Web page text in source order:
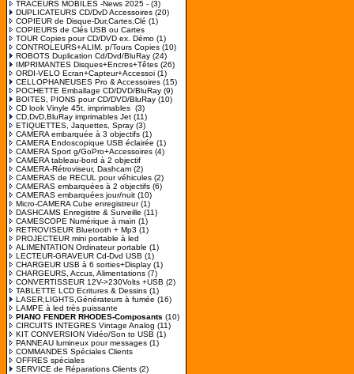
TRACEURS MOBILES -News 2025 - (3)
DUPLICATEURS CD/DvD Accessoires (20)
COPIEUR de Disque-Dur,Cartes,Clé (1)
COPIEURS de Clés USB ou Cartes
TOUR Copies pour CD/DVD ex. Démo (1)
CONTROLEURS+ALIM. p/Tours Copies (10)
ROBOTS Duplication Cd/Dvd/BluRay (24)
IMPRIMANTES Disques+Encres+Têtes (26)
ORDI-VELO Ecran+Capteur+Accessoi (1)
CELLOPHANEUSES Pro & Accessoires (15)
POCHETTE Emballage CD/DVD/BluRay (9)
BOITES, PIONS pour CD/DVD/BluRay (10)
CD look Vinyle 45t. imprimables (3)
CD,DvD,BluRay imprimables Jet (11)
ETIQUETTES, Jaquettes, Spray (3)
CAMERA embarquée à 3 objectifs (1)
CAMERA Endoscopique USB éclairée (1)
CAMERA Sport g/GoPro+Accessoires (4)
CAMERA tableau-bord à 2 objectif
CAMERA-Rétroviseur, Dashcam (2)
CAMERAS de RECUL pour véhicules (2)
CAMERAS embarquées à 2 objectifs (6)
CAMERAS embarquées jour/nuit (10)
Micro-CAMERA Cube enregistreur(1)
DASHCAMS Enregistre & Surveille (11)
CAMESCOPE Numérique à main (1)
RETROVISEUR Bluetooth + Mp3 (1)
PROJECTEUR mini portable à led
ALIMENTATION Ordinateur portable (1)
LECTEUR-GRAVEUR Cd-Dvd USB (1)
CHARGEUR USB à 6 sorties+Display (1)
CHARGEURS, Accus, Alimentations (7)
CONVERTISSEUR 12V->230Volts +USB (2)
TABLETTE LCD Ecritures & Dessins (1)
LASER,LIGHTS,Générateurs à fumée (16)
LAMPE à led très puissante
PIANO FENDER RHODES-Composants (10)
CIRCUITS INTEGRES Vintage Analog (11)
KIT CONVERSION Vidéo/Son to USB (1)
PANNEAU lumineux pour messages (1)
COMMANDES Spéciales Clients
OFFRES spéciales
SERVICE de Réparations Clients (2)